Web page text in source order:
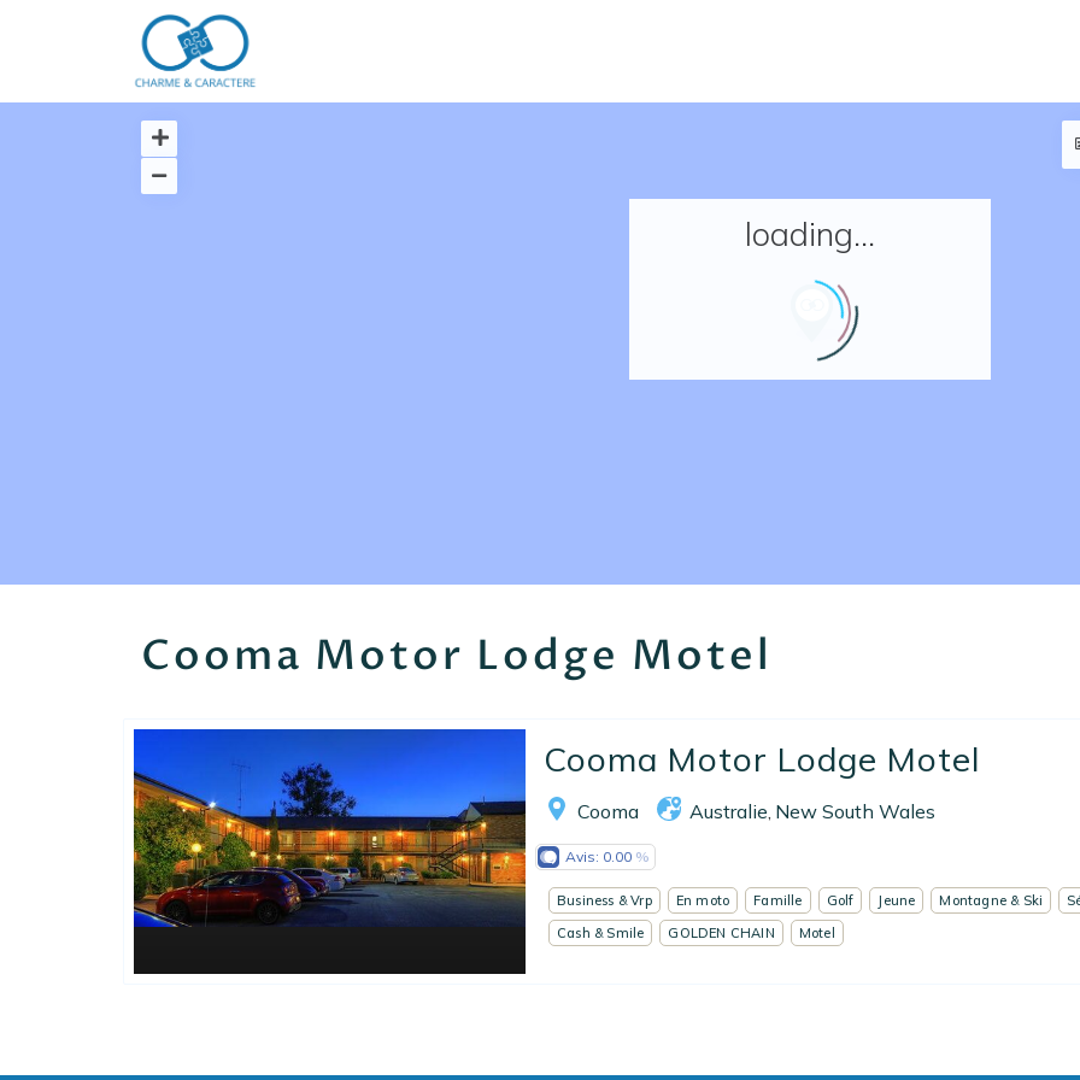
Réserver un séjour
Ecrivez-nous
loading...
Cooma Motor Lodge Motel
Cooma Motor Lodge Motel
Cooma Australie New South Wales
Avis: 0.00
Business & Vrp En moto Famille Golf Jeune Montagne & Ski
Cash & Smile
GOLDEN CHAIN Motel